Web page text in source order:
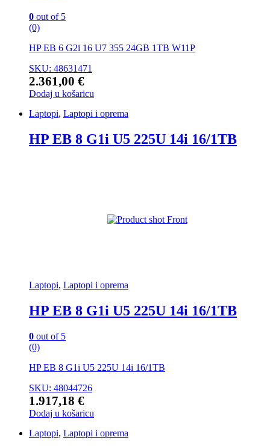
0 out of 5
(0)
HP EB 6 G2i 16 U7 355 24GB 1TB W11P
SKU: 48631471
2.361,00 €
Dodaj u košaricu
Laptopi, Laptopi i oprema
HP EB 8 G1i U5 225U 14i 16/1TB
Laptopi, Laptopi i oprema
HP EB 8 G1i U5 225U 14i 16/1TB
0 out of 5
(0)
HP EB 8 G1i U5 225U 14i 16/1TB
SKU: 48044726
1.917,18 €
Dodaj u košaricu
Laptopi, Laptopi i oprema